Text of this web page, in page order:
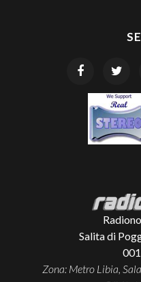
Salita di
Zona: Metro Libia,